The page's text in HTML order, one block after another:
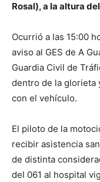
Rosal), a la altura
Ocurrió a las 15:00
aviso al GES de A
Guardia Civil de
dentro de la glorieta
con el vehículo.
El piloto de la
recibir asistencia
de distinta
del 061 al hospital